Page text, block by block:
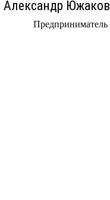
Александр Южаков
Предприниматель